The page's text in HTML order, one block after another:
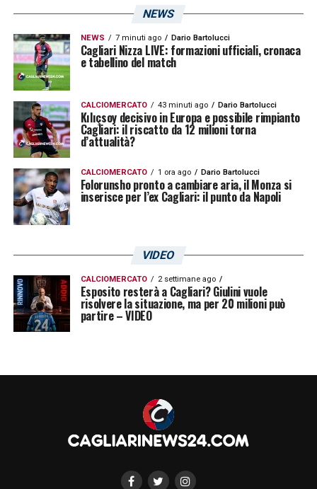
NEWS
NEWS 7 minuti ago Dario Bartolucci
Cagliari Nizza LIVE: formazioni ufficiali, cronaca
e tabellino del match
CALCIOMERCATO 43 minuti ago Dario Bartolucci
Kılıçsoy decisivo in Europa e possibile rimpianto
Cagliari: il riscatto da 12 milioni torna
d’attualità?
CALCIOMERCATO 1 ora ago Dario Bartolucci
Folorunsho pronto a cambiare aria, il Monza si
inserisce per l’ex Cagliari: il punto da Napoli
VIDEO
CALCIOMERCATO 2 settimane ago
Esposito resterà a Cagliari? Giulini vuole
risolvere la situazione, ma per 20 milioni può
partire – VIDEO